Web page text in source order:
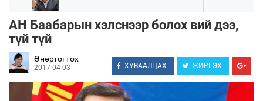
АН Баабарын хэлснээр болох вий дээ,
түй түй
Өнөртогтох
2017-04-03 ХУВААЛЦАХ ЖИРГЭХ